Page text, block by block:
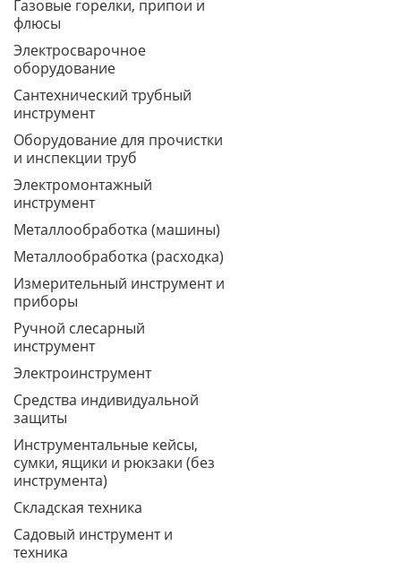
Газовые горелки, припои и
флюсы
Электросварочное
оборудование
Сантехнический трубный
инструмент
Оборудование для прочистки
и инспекции труб
Электромонтажный
инструмент
Металлообработка (машины)
Металлообработка (расходка)
Измерительный инструмент и
приборы
Ручной слесарный
инструмент
Электроинструмент
Средства индивидуальной
защиты
Инструментальные кейсы,
сумки, ящики и рюкзаки (без
инструмента)
Складская техника
Садовый инструмент и
техника